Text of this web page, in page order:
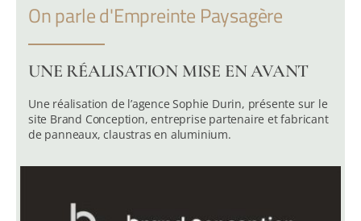
On parle d'Empreinte Paysagère
UNE RÉALISATION MISE EN AVANT
Une réalisation de l’agence Sophie Durin, présente sur le
site Brand Conception, entreprise partenaire et fabricant
de panneaux, claustras en aluminium.